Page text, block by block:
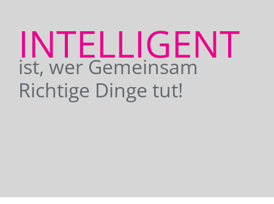
INTELLIGENT
ist, wer Gemeinsam
Richtige Dinge tut!